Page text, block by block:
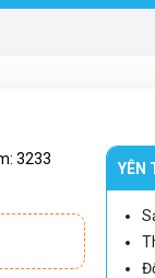
3233
YÊN